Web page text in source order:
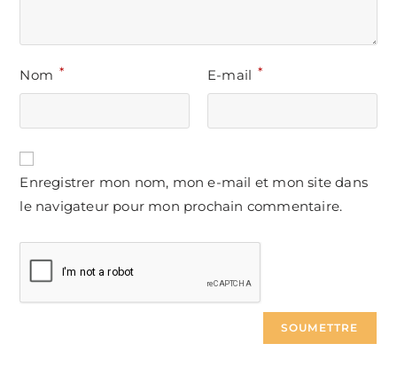
Nom * E-mail *
Enregistrer mon nom, mon e-mail et mon site dans
le navigateur pour mon prochain commentaire.